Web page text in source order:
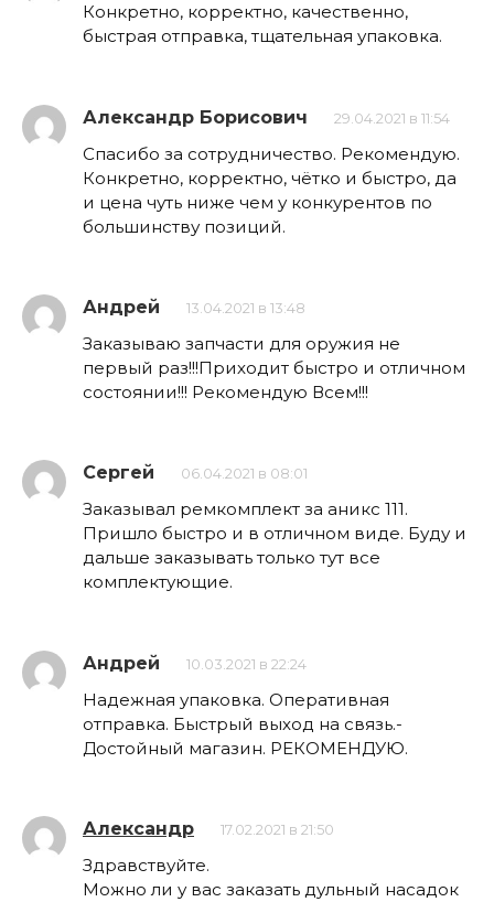
Конкретно, корректно, качественно,
быстрая отправка, тщательная упаковка.
Александр Борисович 29.04.2021 в 11:54
Спасибо за сотрудничество. Рекомендую.
Конкретно, корректно, чётко и быстро, да
и цена чуть ниже чем у конкурентов по
большинству позиций.
Андрей 13.04.2021 в 13:48
Заказываю запчасти для оружия не
первый раз!!!Приходит быстро и отличном
состоянии!!! Рекомендую Всем!!!
Сергей 06.04.2021 в 08:01
Заказывал ремкомплект за аникс 111.
Пришло быстро и в отличном виде. Буду и
дальше заказывать только тут все
комплектующие.
Андрей 10.03.2021 в 22:24
Надежная упаковка. Оперативная
отправка. Быстрый выход на связь.-
Достойный магазин. РЕКОМЕНДУЮ.
Александр 17.02.2021 в 21:50
Здравствуйте.
Можно ли у вас заказать дульный насадок